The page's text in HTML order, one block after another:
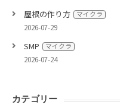
屋根の作り方 マイクラ
2026-07-29
SMP マイクラ
2026-07-24
カテゴリー